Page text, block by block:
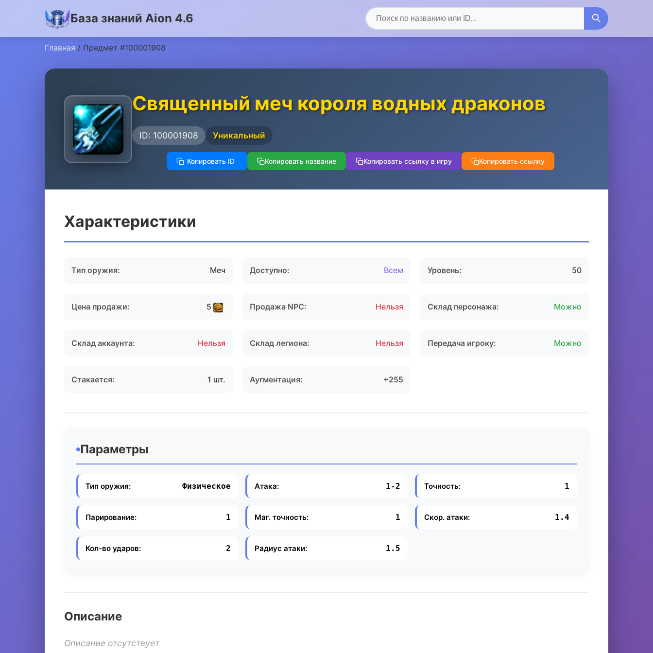
База знаний Aion 4.6
Главная / Предмет #100001908
Священный меч короля водных драконов
ID: 100001908 Уникальный
Копировать ID Копировать название Копировать ссылку в игру Копировать ссылку
Характеристики
Тип оружия: Меч Доступно: Всем Уровень: 50
Цена продажи: 5 Продажа NPC: Нельзя Склад персонажа: Можно
Склад аккаунта: Нельзя Склад легиона: Нельзя Передача игроку: Можно
Стакается: 1 шт. Аугментация: +255
Параметры
Тип оружия: Физическое Атака: 1-2 Точность: 1
Парирование: 1 Маг. точность: 1 Скор. атаки: 1.4
Кол-во ударов: 2 Радиус атаки: 1.5
Описание
Описание отсутствует